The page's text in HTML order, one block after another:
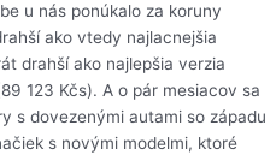
u nás ponúkalo za koruny
ako vtedy najlacnejšia
drahší ako najlepšia verzia
123 Kčs). A o pár mesiacov sa
s dovezenými autami so západu
s novými modelmi, ktoré